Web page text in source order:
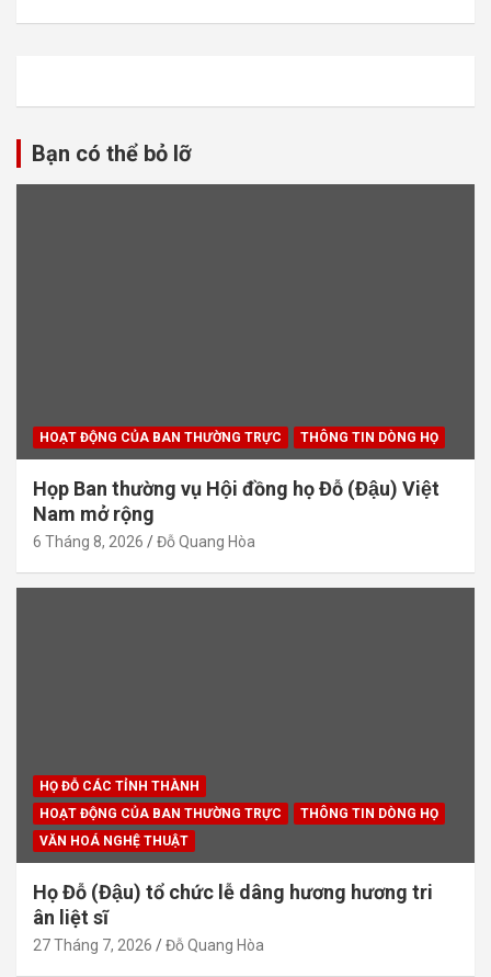
Bạn có thể bỏ lỡ
HOẠT ĐỘNG CỦA BAN THƯỜNG TRỰC THÔNG TIN DÒNG HỌ
Họp Ban thường vụ Hội đồng họ Đỗ (Đậu) Việt
Nam mở rộng
6 Tháng 8, 2026 Đỗ Quang Hòa
HỌ ĐỖ CÁC TỈNH THÀNH
HOẠT ĐỘNG CỦA BAN THƯỜNG TRỰC
THÔNG TIN DÒNG HỌ
VĂN HOÁ NGHỆ THUẬT
Họ Đỗ (Đậu) tổ chức lễ dâng hương hương tri
ân liệt sĩ
27 Tháng 7, 2026 Đỗ Quang Hòa